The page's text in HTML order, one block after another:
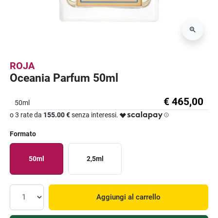
ROJA
Oceania Parfum 50ml
50ml € 465,00
o 3 rate da 155.00 €senza interessi.
Formato
50ml 2,5ml
Aggiungi al carrello